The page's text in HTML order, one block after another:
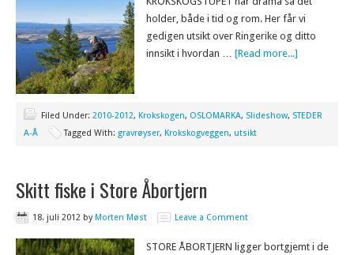
holder, både i tid og rom. Her får vi
gedigen utsikt over Ringerike og ditto
innsikt i hvordan … [Read more...]
Filed Under: 2010-2012, Krokskogen, OSLOMARKA, Slideshow, STEDER
A-Å
Tagged With: gravrøyser, Krokskogveggen, utsikt
Skitt fiske i Store Åbortjern
18. juli 2012 byMorten Møst Leave a Comment
STORE ÅBORTJERN ligger bortgjemt i de